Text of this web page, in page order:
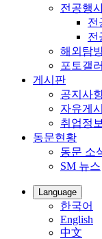
전공행
전
전
해외탐
포토갤
게시판
공지사
자유게
취업정보
동문현황
동문 소
SM 뉴스
Language
한국어
English
中文